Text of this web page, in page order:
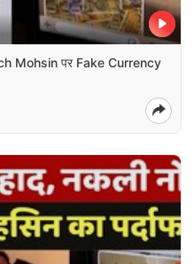
Mohsin पर Fake Currency